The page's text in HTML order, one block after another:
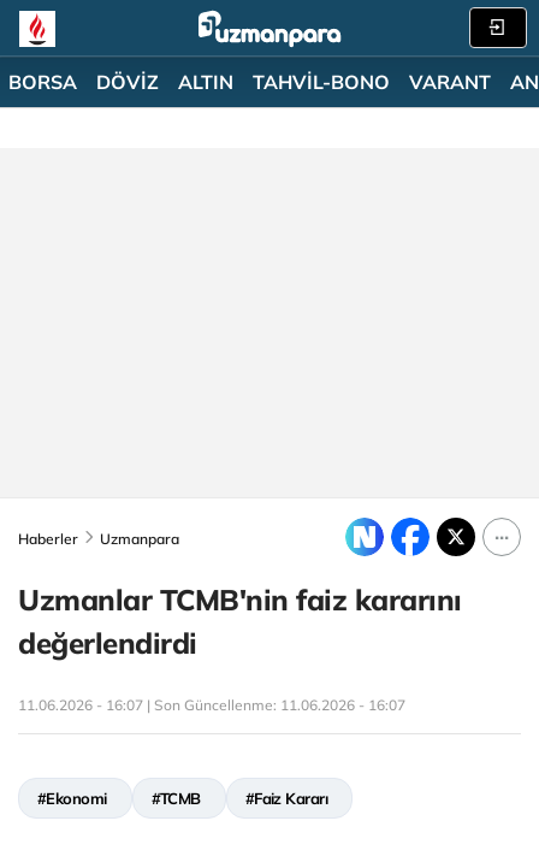
BORSA DÖVİZ ALTIN TAHVİL-BONO VARANT
Haberler Uzmanpara
Uzmanlar TCMB'nin faiz kararını
değerlendirdi
11.06.2026 - 16:07 | Son Güncellenme: 11.06.2026 - 16:07
#Ekonomi #TCMB #Faiz Kararı